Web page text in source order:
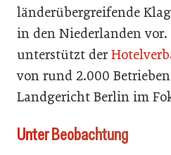
länderübergreifende
in den Niederlanden
unterstützt der
von rund 2.000
Landgericht Berlin im
Unter Beobachtung